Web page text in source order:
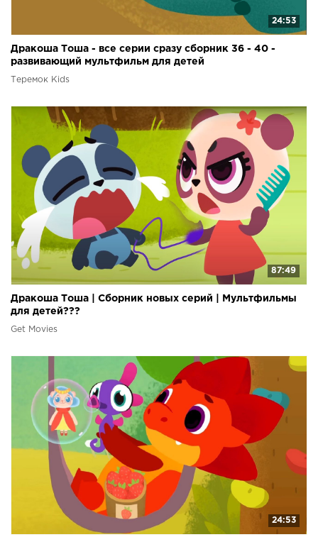
24:53
Дракоша Тоша - все серии сразу сборник 36 - 40 -
развивающий мультфильм для детей
Теремок Kids
87:49
Дракоша Тоша | Сборник новых серий | Мультфильмы
для детей???
Get Movies
24:53